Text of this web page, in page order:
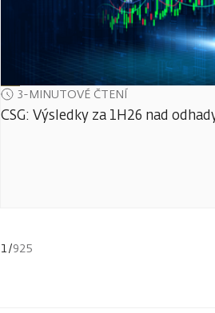
3-MINUTOVÉ ČTENÍ
CSG: Výsledky za 1H26 nad
1/925